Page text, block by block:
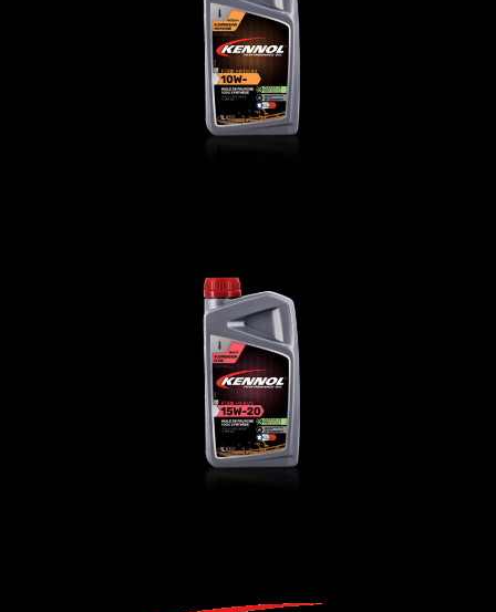
前叉油,摩托车
FORK HEAVY 15W-20
前叉油,摩托车